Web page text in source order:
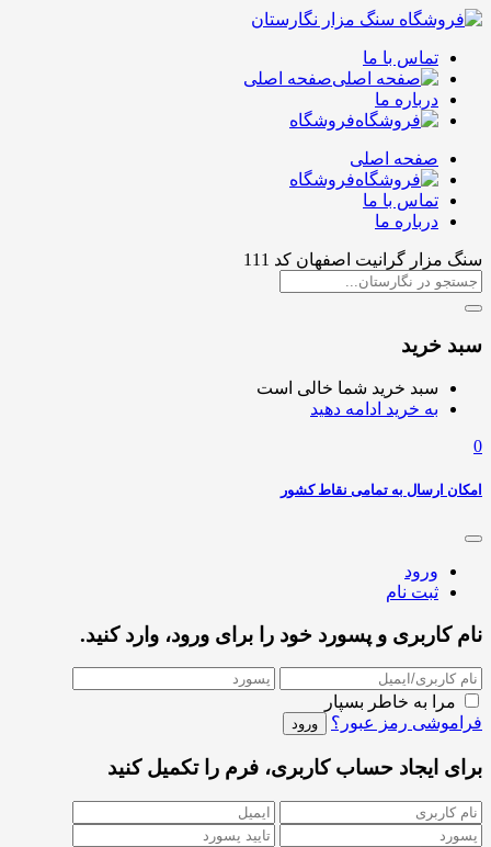
تماس با ما
صفحه اصلی
درباره ما
فروشگاه
صفحه اصلی
فروشگاه
تماس با ما
درباره ما
سنگ مزار گرانیت اصفهان کد 111
سبد خرید
سبد خرید شما خالی است
به خرید ادامه دهید
0
امکان ارسال به تمامی نقاط کشور
ورود
ثبت نام
نام کاربری و پسورد خود را برای ورود، وارد کنید.
مرا به خاطر بسپار
فراموشی رمز عبور؟
برای ایجاد حساب کاربری، فرم را تکمیل کنید